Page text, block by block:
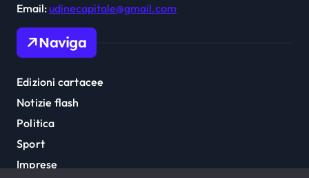
Email:udinecapitale@gmail.com
Naviga
Edizioni cartacee
Notizie flash
Politica
Sport
Imprese